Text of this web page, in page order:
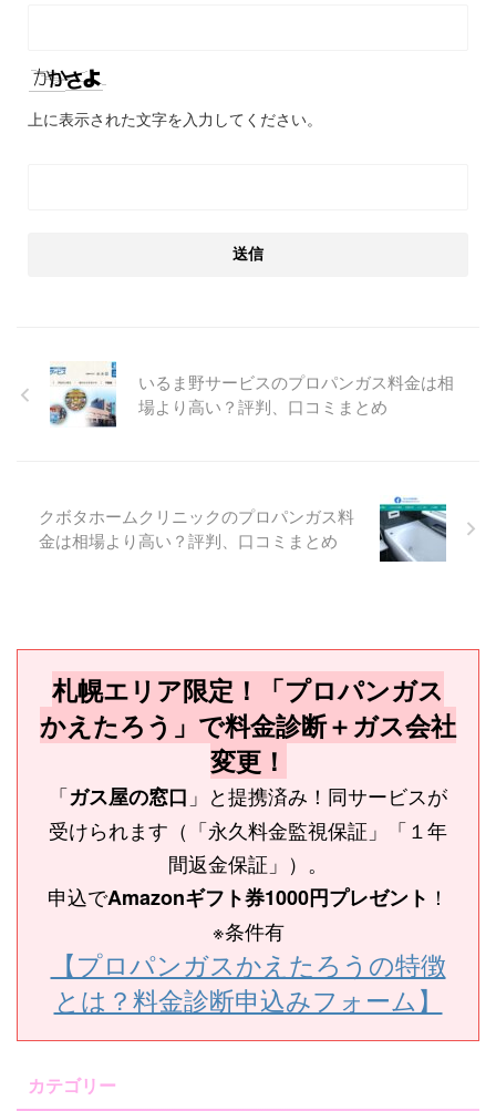
上に表示された文字を入力してください。
いるま野サービスのプロパンガス料金は相
場より高い？評判、口コミまとめ
クボタホームクリニックのプロパンガス料
金は相場より高い？評判、口コミまとめ
札幌エリア限定！「プロパンガス
かえたろう」で料金診断＋ガス会社
変更！
「ガス屋の窓口 」と提携済み！同サービスが
受けられます（「永久料金監視保証」「１年
間返金保証」）。
申込でAmazonギフト券1000円プレゼント ！
※条件有
【プロパンガスかえたろうの特徴
とは？料金診断申込みフォーム】
カテゴリー